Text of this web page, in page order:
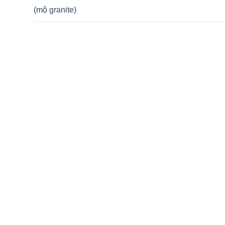
(mộ granite)